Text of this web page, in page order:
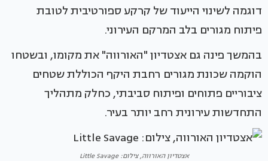
דוגמה לשינוי הייעוד של קרקע ספורטיבית לטובת
פיתוח מגורים בלב המרקם העירוני.
בהמשך פינה גם אצטדיון "האורווה" את מקומו, ובשטחו
הוקמה שכונת מגורים רחבת היקף הכוללת שטחים
ציבוריים פתוחים ופיתוח סביבתי, כחלק מתהליך
התחדשות עירונית רחב יותר בעיר.
אצטדיון האורווה, צילום: Little Savage